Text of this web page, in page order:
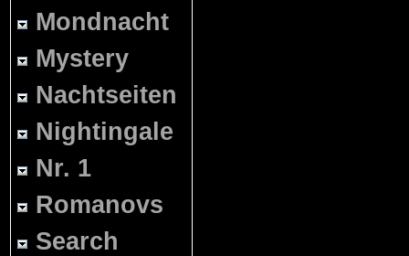
Mondnacht
Mystery
Nachtseiten
Nightingale
Nr. 1
Romanovs
Search